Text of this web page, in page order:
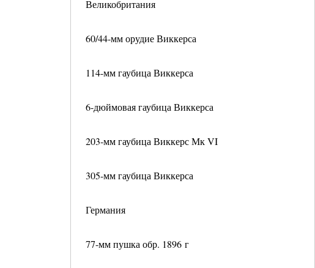
Великобритания
60/44-мм орудие Виккерса
114-мм гаубица Виккерса
6-дюймовая гаубица Виккерса
203-мм гаубица Виккерс Мк VI
305-мм гаубица Виккерса
Германия
77-мм пушка обр. 1896 г